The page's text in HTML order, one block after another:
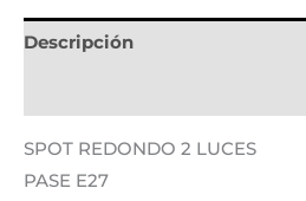
Descripción
SPOT REDONDO 2 LUCES
PASE E27